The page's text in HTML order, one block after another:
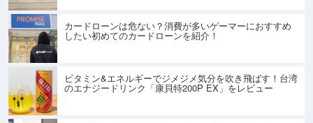
カードローンは危ない？消費が多いゲーマーにおすすめ
したい初めてのカードローンを紹介！
ビタミン&エネルギーでジメジメ気分を吹き飛ばす！台湾
のエナジードリンク「康貝特200P EX」をレビュー